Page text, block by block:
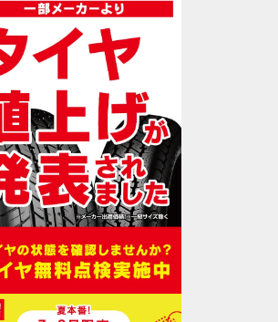
作業予約
WEB予約